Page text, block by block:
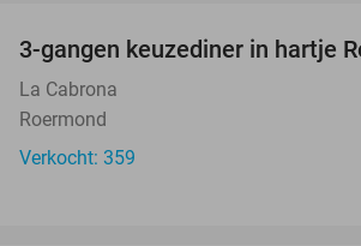
3-gangen keuzediner in hartje
La Cabrona
Roermond
Verkocht: 359